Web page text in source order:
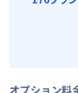
オプション料